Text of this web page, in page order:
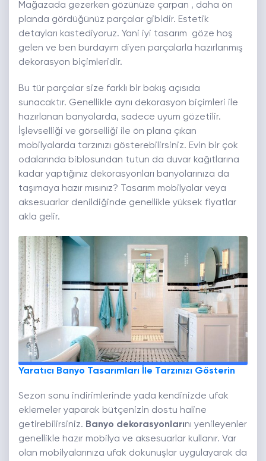
Mağazada gezerken gözünüze çarpan , daha ön
planda gördüğünüz parçalar gibidir. Estetik
detayları kastediyoruz. Yani iyi tasarım göze hoş
gelen ve ben burdayım diyen parçalarla hazırlanmış
dekorasyon biçimleridir.
Bu tür parçalar size farklı bir bakış açısıda
sunacaktır. Genellikle aynı dekorasyon biçimleri ile
hazırlanan banyolarda, sadece uyum gözetilir.
İşlevselliği ve görselliği ile ön plana çıkan
mobilyalarda tarzınızı gösterebilirsiniz. Evin bir çok
odalarında biblosundan tutun da duvar kağıtlarına
kadar yaptığınız dekorasyonları banyolarınıza da
taşımaya hazır mısınız? Tasarım mobilyalar veya
aksesuarlar denildiğinde genellikle yüksek fiyatlar
akla gelir.
Yaratıcı Banyo Tasarımları İle Tarzınızı Gösterin
Sezon sonu indirimlerinde yada kendinizde ufak
eklemeler yaparak bütçenizin dostu haline
getirebilirsiniz. Banyo dekorasyonlarını yenileyenler
genellikle hazır mobilya ve aksesuarlar kullanır. Var
olan mobilyalarınıza ufak dokunuşlar uygulayarak da